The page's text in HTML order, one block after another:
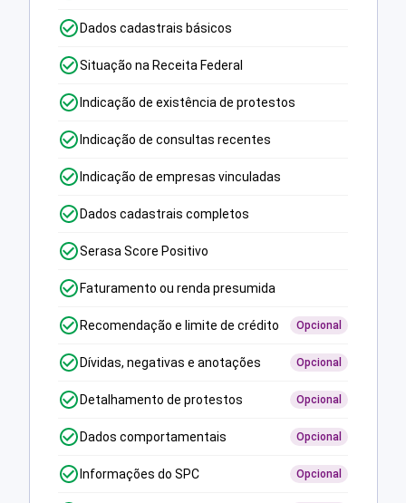
Dados cadastrais básicos
Situação na Receita Federal
Indicação de existência de protestos
Indicação de consultas recentes
Indicação de empresas vinculadas
Dados cadastrais completos
Serasa Score Positivo
Faturamento ou renda presumida
Recomendação e limite de crédito Opcional
Dívidas, negativas e anotações Opcional
Detalhamento de protestos Opcional
Dados comportamentais Opcional
Informações do SPC Opcional